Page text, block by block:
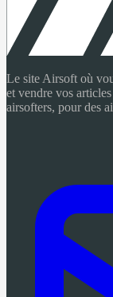
Le site Airsoft où
et vendre vos
airsofters, pour des